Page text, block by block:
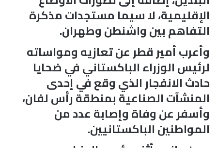
الإقليمية، لا سيما مستجدات مذكرة
التفاهم بين واشنطن وطهران.
وأعرب أمير قطر عن تعازيه ومواساته
لرئيس الوزراء الباكستاني في ضحايا
حادث الانفجار الذي وقع في إحدى
المنشآت الصناعية بمنطقة رأس لفان،
وأسفر عن وفاة وإصابة عدد من
المواطنين الباكستانيين.